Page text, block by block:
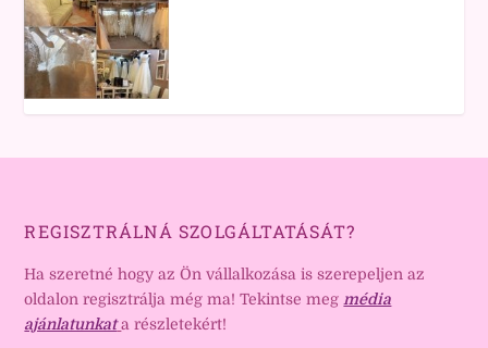
REGISZTRÁLNÁ SZOLGÁLTATÁSÁT?
Ha szeretné hogy az Ön vállalkozása is szerepeljen az
oldalon regisztrálja még ma! Tekintse megmédia
ajánlatunkat a részletekért!